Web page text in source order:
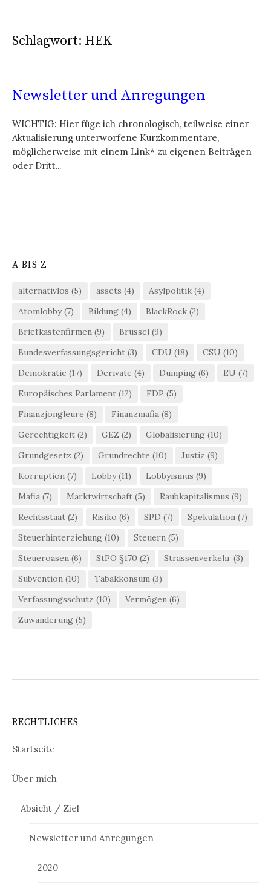
Schlagwort: HEK
Newsletter und Anregungen
WICHTIG: Hier füge ich chronologisch, teilweise einer
Aktualisierung unterworfene Kurzkommentare,
möglicherweise mit einem Link* zu eigenen Beiträgen
oder Dritt...
A BIS Z
alternativlos (5) assets (4) Asylpolitik (4)
Atomlobby(7) Bildung (4) BlackRock (2)
Briefkastenfirmen (9) Brüssel (9)
Bundesverfassungsgericht (3) CDU (18) CSU (10)
Demokratie (17) Derivate (4) Dumping (6) EU (7)
Europäisches Parlament (12) FDP (5)
Finanzjongleure (8) Finanzmafia (8)
Gerechtigkeit (2) GEZ (2) Globalisierung (10)
Grundgesetz (2) Grundrechte (10) Justiz (9)
Korruption (7) Lobby(11) Lobbyismus (9)
Mafia (7) Marktwirtschaft (5) Raubkapitalismus (9)
Rechtsstaat (2) Risiko (6) SPD (7) Spekulation (7)
Steuerhinterziehung (10) Steuern (5)
Steueroasen (6) StPO §170 (2) Strassenverkehr (3)
Subvention (10) Tabakkonsum (3)
Verfassungsschutz (10) Vermögen (6)
Zuwanderung (5)
RECHTLICHES
Startseite
Über mich
Absicht / Ziel
Newsletter und Anregungen
2020